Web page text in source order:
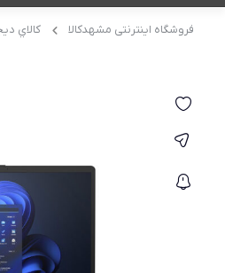
لپ تاپ
کامپیوتر های همه کاره
فروشگاه اینترنتی مشهدکالا کالاي